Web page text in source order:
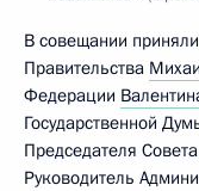
В совещании
Правительства
Федерации
Государственной
Председателя
Руководитель